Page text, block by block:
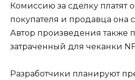
Комиссию за сделку платят
покупателя и продавца она
Автор произведения также
затраченный для чеканки
Разработчики планируют